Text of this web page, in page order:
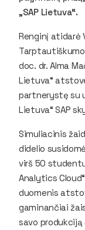
„SAP Lietuva“.
Renginį atidarė
doc. dr. Alma
Lietuva“
partnerystę su
Lietuva“ SAP
Simuliacinis
didelio
virš 50
Analytics
duomenis
gaminančiai
savo produkciją